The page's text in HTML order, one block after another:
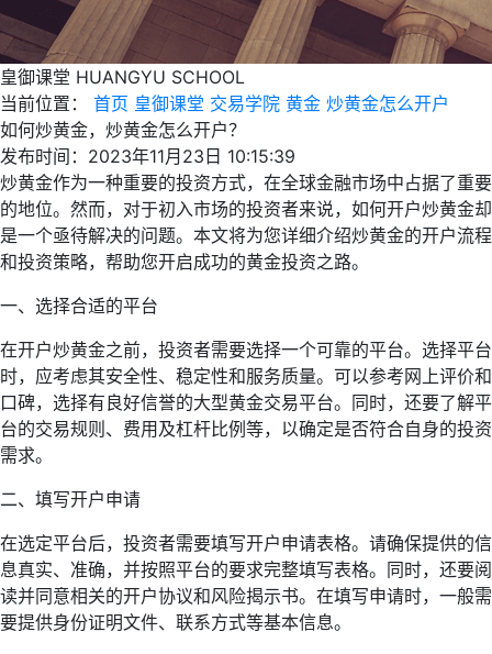
皇御课堂 HUANGYU SCHOOL
当前位置：
首页 皇御课堂 交易学院 黄金 炒黄金怎么开户
如何炒黄金，炒黄金怎么开户？
发布时间：2023年11月23日 10:15:39
炒黄金作为一种重要的投资方式，在全球金融市场中占据了重要
的地位。然而，对于初入市场的投资者来说，如何开户炒黄金却
是一个亟待解决的问题。本文将为您详细介绍炒黄金的开户流程
和投资策略，帮助您开启成功的黄金投资之路。
一、选择合适的平台
在开户炒黄金之前，投资者需要选择一个可靠的平台。选择平台
时，应考虑其安全性、稳定性和服务质量。可以参考网上评价和
口碑，选择有良好信誉的大型黄金交易平台。同时，还要了解平
台的交易规则、费用及杠杆比例等，以确定是否符合自身的投资
需求。
二、填写开户申请
在选定平台后，投资者需要填写开户申请表格。请确保提供的信
息真实、准确，并按照平台的要求完整填写表格。同时，还要阅
读并同意相关的开户协议和风险揭示书。在填写申请时，一般需
要提供身份证明文件、联系方式等基本信息。